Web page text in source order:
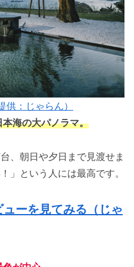
：じゃらん）
海の大パノラマ。
、朝日や夕日まで見渡せま
」という人には最高です。
ーを見てみる（じゃ